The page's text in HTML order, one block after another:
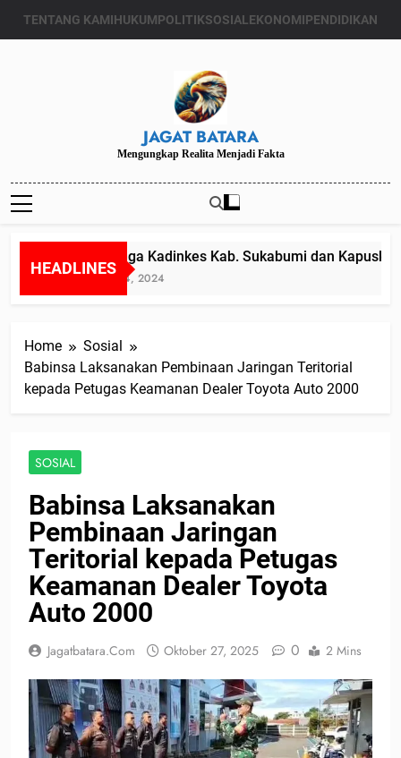
TENTANG KAMIHUKUMPOLITIKSOSIALEKONOMIPENDIDIKAN
JAGAT BATARA
Mengungkap Realita Menjadi Fakta
HEADLINES
Diduga Kadinkes Kab. Sukabumi dan
Juli 24, 2024
Home
Sosial
Babinsa Laksanakan Pembinaan Jaringan Teritorial
kepada Petugas Keamanan Dealer Toyota Auto 2000
SOSIAL
Babinsa Laksanakan
Pembinaan Jaringan
Teritorial kepada Petugas
Keamanan Dealer Toyota
Auto 2000
Jagatbatara.com Oktober 27, 2025 0 2 Mins